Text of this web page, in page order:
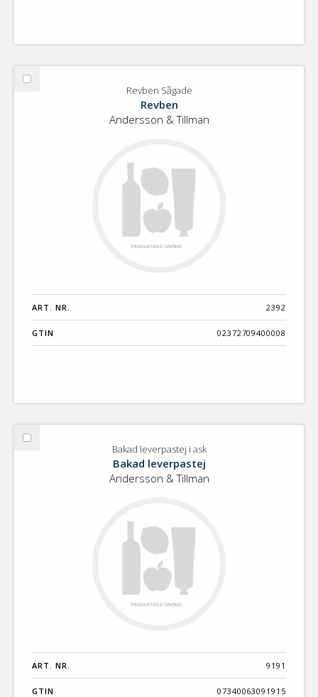
Välj
Revben Sågade
Revben
Andersson & Tillman
ART. NR. 2392
GTIN 02372709400008
Välj
Bakad leverpastej i ask
Bakad leverpastej
Andersson & Tillman
ART. NR. 9191
GTIN 07340063091915